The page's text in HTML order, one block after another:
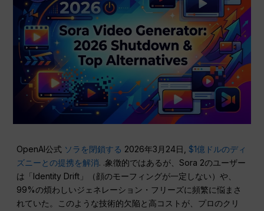
OpenAI公式 ソラを閉鎖する 2026年3月24日,$1億ドルのディ
ズニーとの提携を解消. .象徴的ではあるが、Sora 2のユーザー
は「Identity Drift」（顔のモーフィングが一定しない）や、
99%の煩わしいジェネレーション・フリーズに頻繁に悩まさ
れていた。このような技術的欠陥と高コストが、プロのクリ